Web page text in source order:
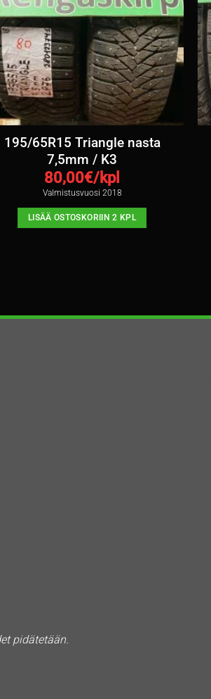
195/65R15 Triangle nasta
7,5mm / K3
80,00€/kpl
Valmistusvuosi 2018
LISÄÄ OSTOSKORIIN 2 KPL
pidätetään.